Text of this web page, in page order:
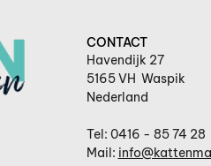
CONTACT
Havendijk 27
5165 VH Waspik
Nederland
Tel: 0416 - 85 74 28
Mail: